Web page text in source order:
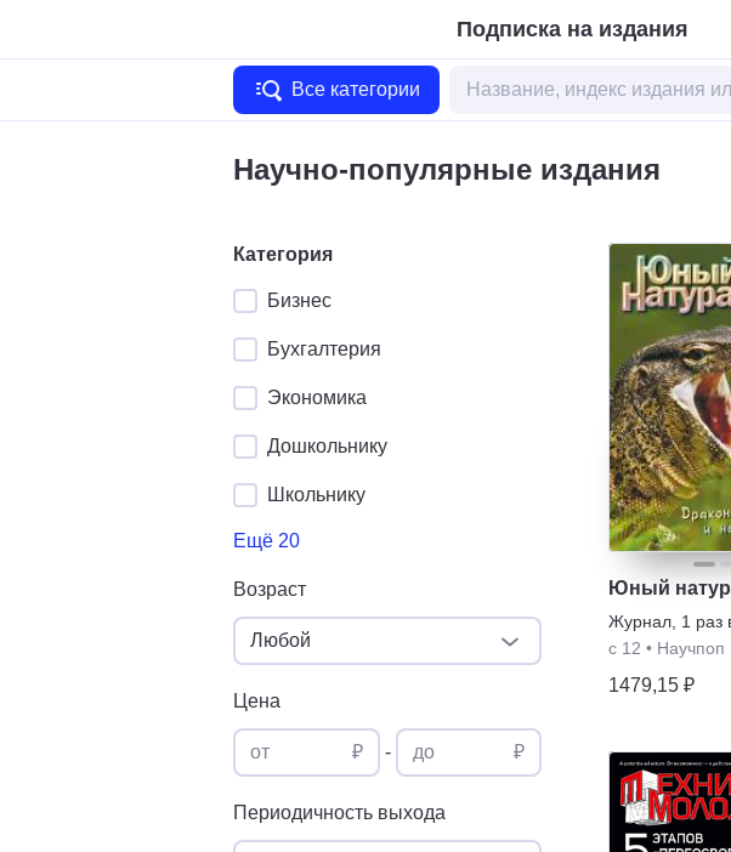
Подписка на издания
Все категории
Научно-популярные издания
Категория
Бизнес
Бухгалтерия
Экономика
Дошкольнику
Школьнику
Ещё 20
Возраст
Любой
Цена
от ₽ - до ₽
Периодичность выхода
Юный
Журнал, 1 раз
с 12 • Научпоп
1479,15 ₽